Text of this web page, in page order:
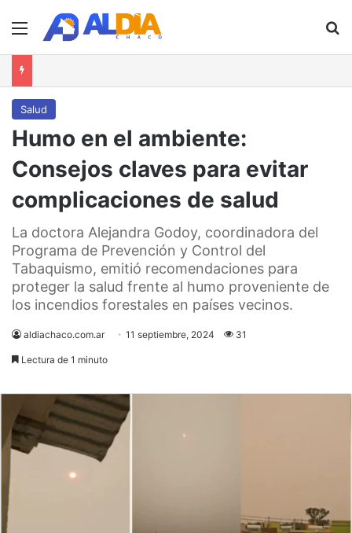
Menú
Salud
Humo en el ambiente:
Consejos claves para evitar
complicaciones de salud
La doctora Alejandra Godoy, coordinadora del
Programa de Prevención y Control del
Tabaquismo, emitió recomendaciones para
proteger la salud frente al humo proveniente de
los incendios forestales en países vecinos.
aldiachaco.com.ar 11 septiembre, 2024 31
Lectura de 1 minuto